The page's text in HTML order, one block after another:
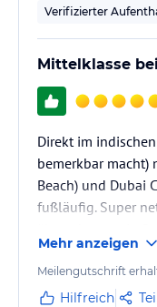
verbindlichen
Verifizierter
Mittelklasse
Direkt im
bemerkbar macht)
Beach) und Dubai
fußläufig. Super
Pflegeprodukte.
, um die Ecke ist
Fenster und
Mehr anzeigen
Meilengutschrift
Hilfreich